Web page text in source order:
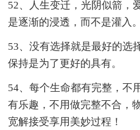
52、人生变迁，光阴似箭，
是逐渐的浸透，而不是灌入。
53、没有选择就是最好的选
保持是为了更好的具有。
54、每个生命都有完整，不
有乐趣，不用做完整不合，
宽解接受享用美妙过程！